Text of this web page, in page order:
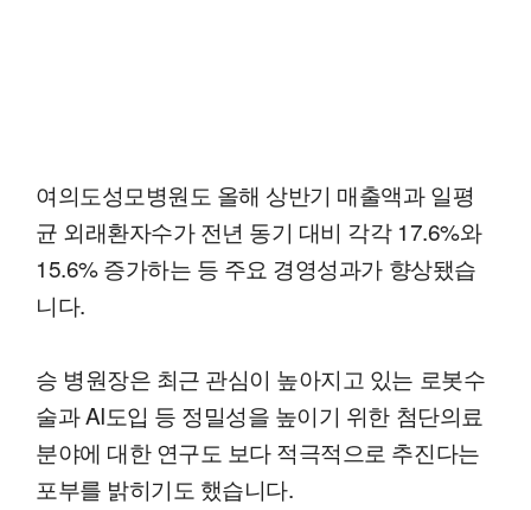
여의도성모병원도 올해 상반기 매출액과 일평
균 외래환자수가 전년 동기 대비 각각 17.6%와
15.6% 증가하는 등 주요 경영성과가 향상됐습
니다.
승 병원장은 최근 관심이 높아지고 있는 로봇수
술과 AI도입 등 정밀성을 높이기 위한 첨단의료
분야에 대한 연구도 보다 적극적으로 추진다는
포부를 밝히기도 했습니다.